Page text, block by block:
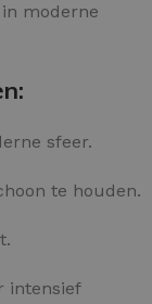
moderne
sfeer.
te houden.
intensief